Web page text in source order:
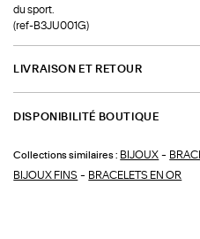
du sport.
(ref-B3JU001G)
LIVRAISON ET RETOUR
DISPONIBILITÉ BOUTIQUE
Collections similaires : BIJOUX -
BIJOUX FINS - BRACELETS EN OR